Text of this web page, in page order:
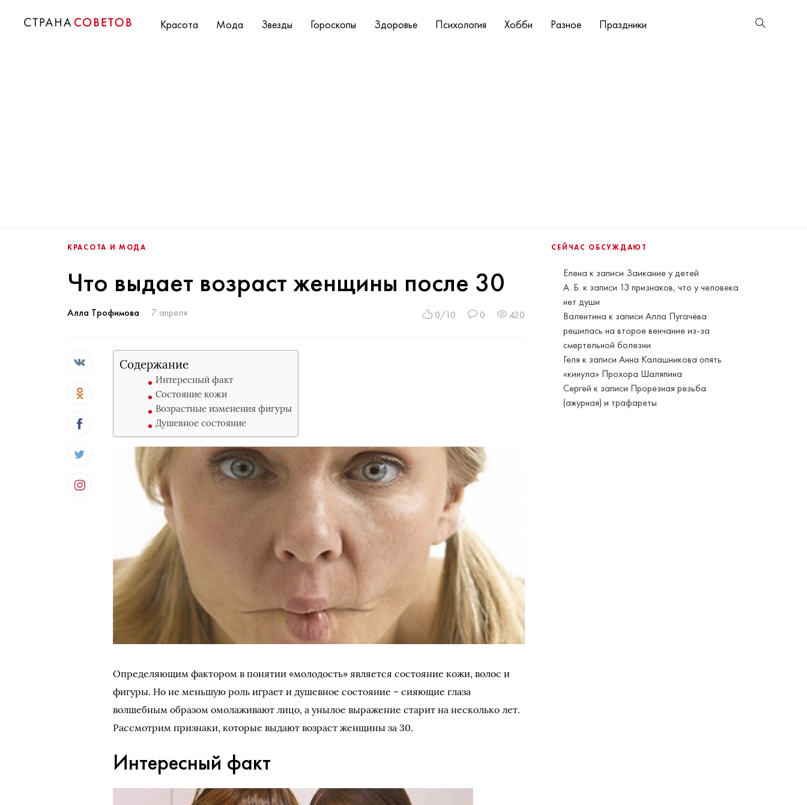
Красота Мода Звезды Гороскопы Здоровье Психология Хобби Разное Праздники
СЕЙЧАС ОБСУЖДАЮТ
Елена к записи Заикание у детей
А. Б. к записи 13 признаков, что у человека
нет души
Валентина к записиАлла Пугачёва
решилась на второе венчание из-за
смертельной болезни
Геля к записиАнна Калашникова опять
«кинула» Прохора Шаляпина
Сергей к записи Прорезная резьба
(ажурная) и трафареты
КРАСОТА И МОДА
Что выдает возраст женщины после 30
Алла Трофимова 7 апреля 0/10 0 420
Содержание
Интересный факт
Состояние кожи
Возрастные изменения фигуры
Душевное состояние
Определяющим фактором в понятии «молодость» является состояние кожи, волос и
фигуры. Но не меньшую роль играет и душевное состояние – сияющие глаза
волшебным образом омолаживают лицо, а унылое выражение старит на несколько лет.
Рассмотрим признаки, которые выдают возраст женщины за 30.
Интересный факт